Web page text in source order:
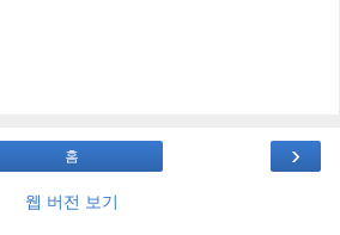
›
홈
웹 버전 보기